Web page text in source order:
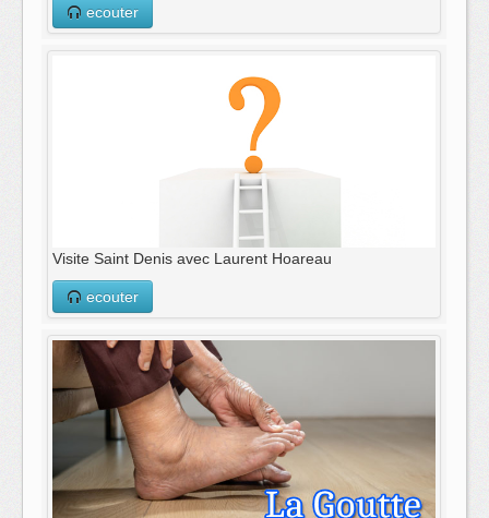
ecouter
Visite Saint Denis avec Laurent Hoareau
ecouter